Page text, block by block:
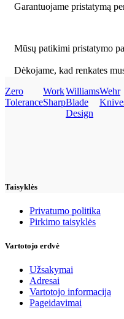
Garantuojame pristatymą
Mūsų patikimi pristatymo
Dėkojame, kad renkates
Zero
Tolerance
Work
Sharp
Williams
Blade
Design
Wehr
Taisyklės
Privatumo politika
Pirkimo taisyklės
Vartotojo erdvė
Užsakymai
Adresai
Vartotojo informacija
Pageidavimai